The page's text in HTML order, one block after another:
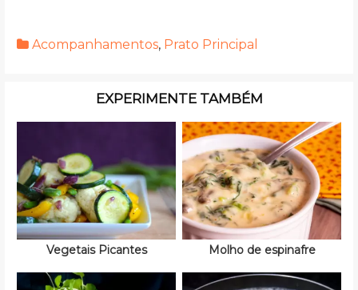
Acompanhamentos, Prato Principal
EXPERIMENTE TAMBÉM
Vegetais Picantes Molho de espinafre